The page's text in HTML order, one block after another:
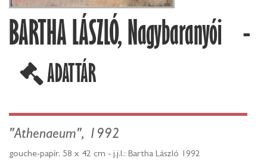
BARTHA LÁSZLÓ, Nagybaranyói -
ADATTÁR
"Athenaeum", 1992
gouche-papír, 58 x 42 cm - j.j.l.: Bartha László 1992